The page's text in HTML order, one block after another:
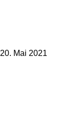
20. Mai 2021